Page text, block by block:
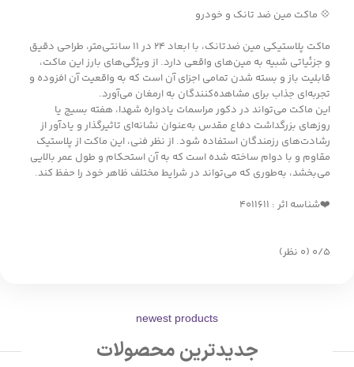
💠 ماکت مین ضد تانک و خودرو
ماکت پلاستیکی مین ضدتانک، با ابعاد ۲۴ در ۱۱ سانتی‌متر، طراحی دقیق
و جزئیاتی شبیه به مین‌های واقعی دارد. از ویژگی‌های بارز این ماکت،
قابلیت باز و بسته شدن تمامی اجزای آن است که به واقعیت آن افزوده و
تجربه‌ای جذاب برای مشاهده‌کنندگان به ارمغان می‌آورد.
این ماکت می‌تواند در دکور مراسمات یادواره شهدا، هفته بسیج یا
روزهای بزرگداشت دفاع مقدس به‌عنوان نشانه‌ای تاثیرگذار و یادآور از
رشادت‌های رزمندگان استفاده شود. از نظر فنی، این ماکت از پلاستیک
مقاوم و با دوام ساخته شده است که به آن استحکام و طول عمر بالایی
می‌بخشد، به‌طوری که می‌تواند در شرایط مختلف ظاهر خود را حفظ کند.
❤️شناسه اثر : ۴۰۱۱۶۱۱
‫۰/۵ ‫(۰ نظر)
newest products
جدیدترین محصولات